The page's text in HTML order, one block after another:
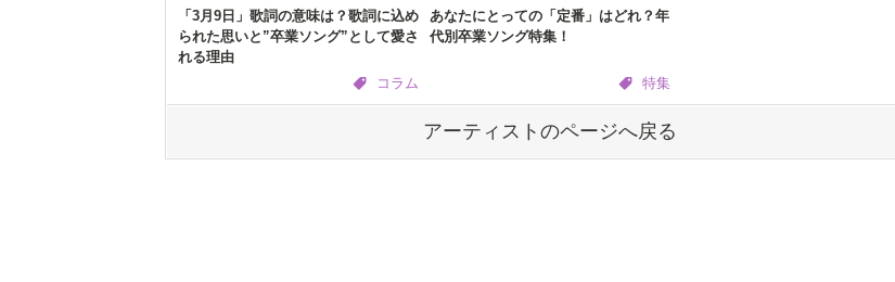
「3月9日」歌詞の意味は？歌詞に込め
られた思いと”卒業ソング”として愛さ
れる理由
コラム
あなたにとっての「定番」はどれ？年
代別卒業ソング特集！
特集
アーティストのページへ戻る